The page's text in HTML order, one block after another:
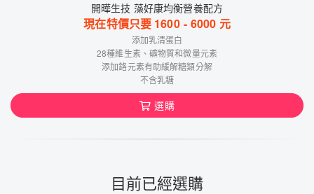
開曄生技 藻好康均衡營養配方
現在特價只要 1600 - 6000 元
添加乳清蛋白
28種維生素、礦物質和微量元素
添加鉻元素有助緩解糖類分解
不含乳糖
選購
目前已經選購